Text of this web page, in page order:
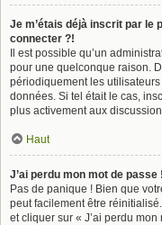
Je m’étais déjà inscrit par le
connecter ?!
Il est possible qu’un
pour une quelconque raison.
périodiquement les
données. Si tel était le cas,
plus activement aux
Haut
J’ai perdu mon mot de passe !
Pas de panique ! Bien que
peut facilement être
et cliquer sur « J’ai perdu